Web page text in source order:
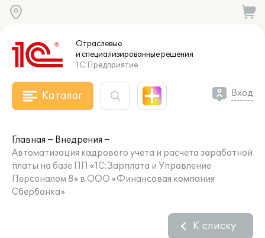
Отраслевые
и специализированныерешения
1С:Предприятие
Каталог Вход
Главная
Внедрения
Автоматизация кадрового учета и расчета заработной
платы на базе ПП «1С:Зарплата и Управление
Персоналом 8» в ООО «Финансовая компания
Сбербанка»
К списку